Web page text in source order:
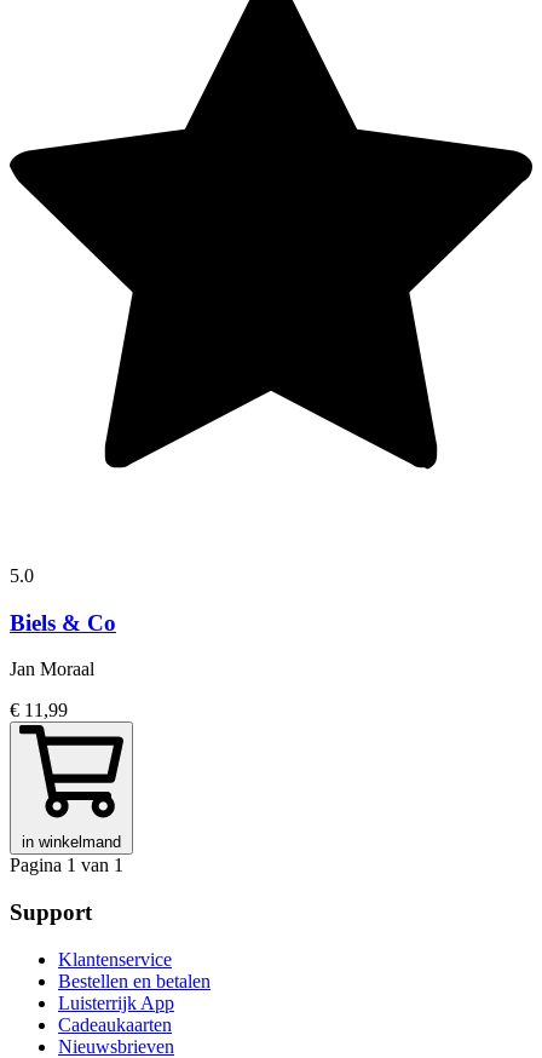
5.0
Biels & Co
Jan Moraal
€ 11,99
in winkelmand
Pagina 1 van 1
Support
Klantenservice
Bestellen en betalen
Luisterrijk App
Cadeaukaarten
Nieuwsbrieven